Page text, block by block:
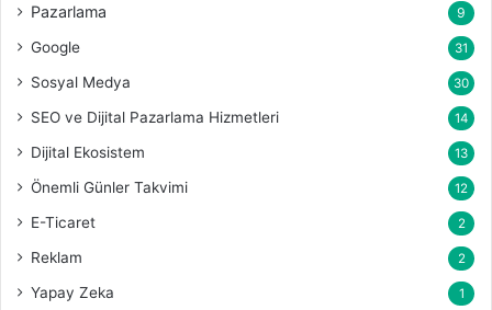
Pazarlama 9
Google 31
Sosyal Medya 30
SEO ve Dijital Pazarlama Hizmetleri 14
Dijital Ekosistem 13
Önemli Günler Takvimi 12
E-Ticaret 2
Reklam 2
Yapay Zeka 1